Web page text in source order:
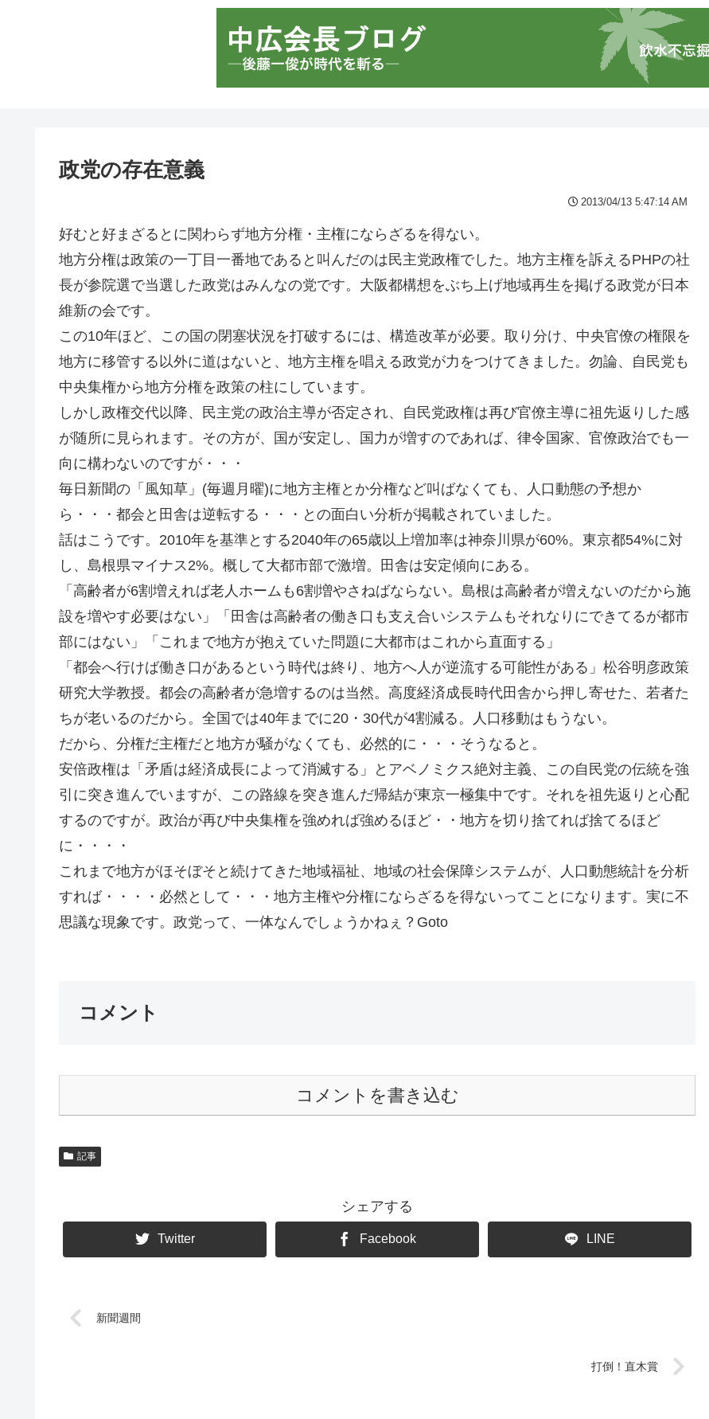
政党の存在意義
2013/04/13 5:47:14 AM
好むと好まざるとに関わらず地方分権・主権にならざるを得ない。
地方分権は政策の一丁目一番地であると叫んだのは民主党政権でした。地方主権を訴えるPHPの社
長が参院選で当選した政党はみんなの党です。大阪都構想をぶち上げ地域再生を掲げる政党が日本
維新の会です。
この10年ほど、この国の閉塞状況を打破するには、構造改革が必要。取り分け、中央官僚の権限を
地方に移管する以外に道はないと、地方主権を唱える政党が力をつけてきました。勿論、自民党も
中央集権から地方分権を政策の柱にしています。
しかし政権交代以降、民主党の政治主導が否定され、自民党政権は再び官僚主導に祖先返りした感
が随所に見られます。その方が、国が安定し、国力が増すのであれば、律令国家、官僚政治でも一
向に構わないのですが・・・
毎日新聞の「風知草」(毎週月曜)に地方主権とか分権など叫ばなくても、人口動態の予想か
ら・・・都会と田舎は逆転する・・・との面白い分析が掲載されていました。
話はこうです。2010年を基準とする2040年の65歳以上増加率は神奈川県が60%。東京都54%に対
し、島根県マイナス2%。概して大都市部で激増。田舎は安定傾向にある。
「高齢者が6割増えれば老人ホームも6割増やさねばならない。島根は高齢者が増えないのだから施
設を増やす必要はない」「田舎は高齢者の働き口も支え合いシステムもそれなりにできてるが都市
部にはない」「これまで地方が抱えていた問題に大都市はこれから直面する」
「都会へ行けば働き口があるという時代は終り、地方へ人が逆流する可能性がある」松谷明彦政策
研究大学教授。都会の高齢者が急増するのは当然。高度経済成長時代田舎から押し寄せた、若者た
ちが老いるのだから。全国では40年までに20・30代が4割減る。人口移動はもうない。
だから、分権だ主権だと地方が騒がなくても、必然的に・・・そうなると。
安倍政権は「矛盾は経済成長によって消滅する」とアベノミクス絶対主義、この自民党の伝統を強
引に突き進んでいますが、この路線を突き進んだ帰結が東京一極集中です。それを祖先返りと心配
するのですが。政治が再び中央集権を強めれば強めるほど・・地方を切り捨てれば捨てるほど
に・・・・
これまで地方がほそぼそと続けてきた地域福祉、地域の社会保障システムが、人口動態統計を分析
すれば・・・・必然として・・・地方主権や分権にならざるを得ないってことになります。実に不
思議な現象です。政党って、一体なんでしょうかねぇ？Goto
コメント
コメントを書き込む
記事
シェアする
Twitter Facebook LINE
新聞週間
打倒！直木賞